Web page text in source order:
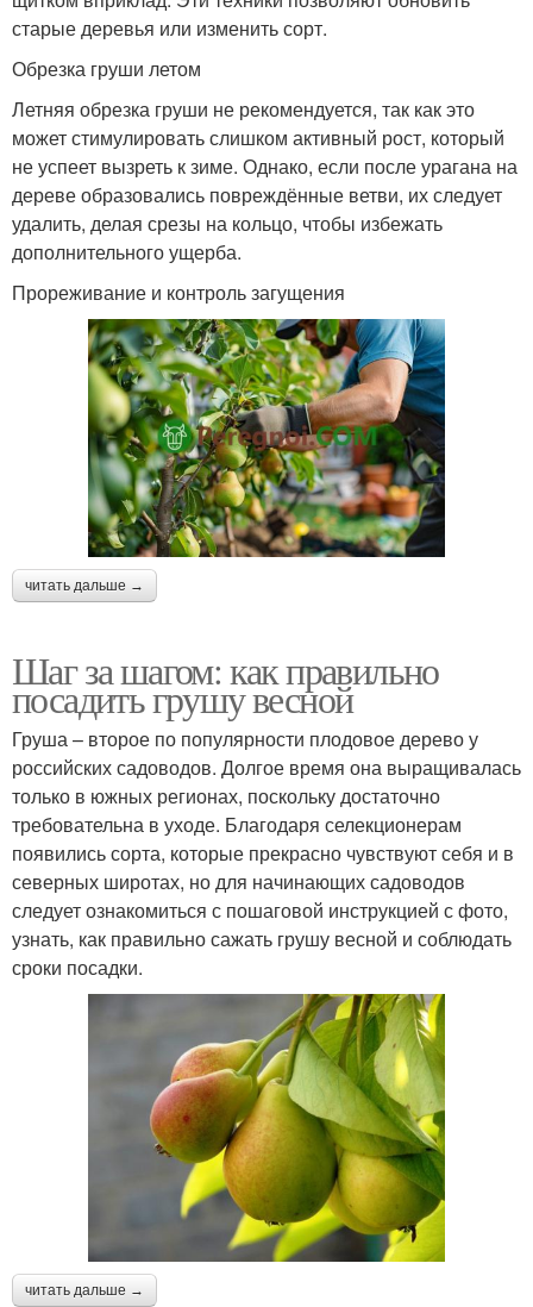
старые деревья или изменить сорт.
Обрезка груши летом
Летняя обрезка груши не рекомендуется, так как это
может стимулировать слишком активный рост, который
не успеет вызреть к зиме. Однако, если после урагана на
дереве образовались повреждённые ветви, их следует
удалить, делая срезы на кольцо, чтобы избежать
дополнительного ущерба.
Прореживание и контроль загущения
читать дальше →
Шаг за шагом: как правильно
посадить грушу весной
Груша – второе по популярности плодовое дерево у
российских садоводов. Долгое время она выращивалась
только в южных регионах, поскольку достаточно
требовательна в уходе. Благодаря селекционерам
появились сорта, которые прекрасно чувствуют себя и в
северных широтах, но для начинающих садоводов
следует ознакомиться с пошаговой инструкцией с фото,
узнать, как правильно сажать грушу весной и соблюдать
сроки посадки.
читать дальше →